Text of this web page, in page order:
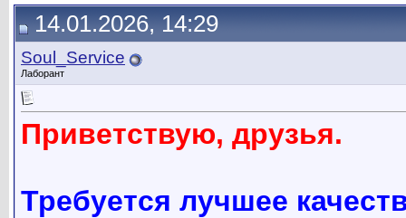
14.01.2026, 14:29
Soul_Service
Лаборант
Приветствую, друзья.
Требуется лучшее